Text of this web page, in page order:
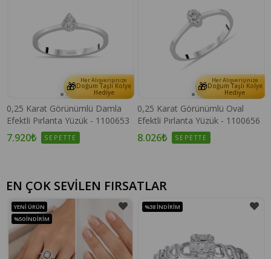
🎁 Her Alışverişinize
Doğum Taşlı Kolye
Hediye
0,25 Karat Görünümlü Damla
Efektli Pırlanta Yüzük - 1100653
7.920₺ SEPETTE
🎁 Her Alışverişinize
Doğum Taşlı Kolye
Hediye
0,25 Karat Görünümlü Oval
Efektli Pırlanta Yüzük - 1100656
8.026₺ SEPETTE
EN ÇOK SEVİLEN FIRSATLAR
YENI ÜRÜN
%50 İNDIRIM
%38 İNDIRIM